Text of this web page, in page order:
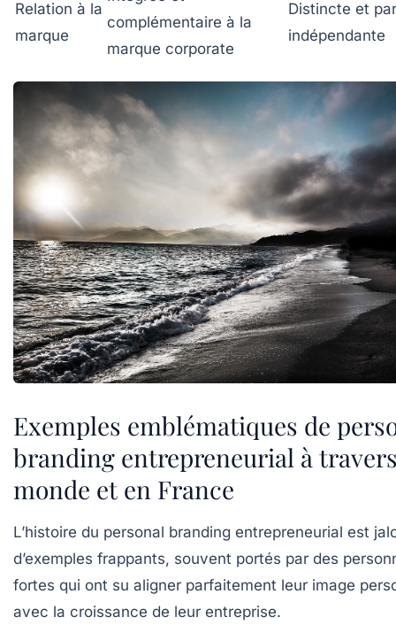
Relation à la
marque
complémentaire à la
marque corporate
Distincte et
indépendante
Exemples emblématiques de
branding entrepreneurial à
monde et en France
L’histoire du personal branding entrepreneurial est
d’exemples frappants, souvent portés par des
fortes qui ont su aligner parfaitement leur image
avec la croissance de leur entreprise.